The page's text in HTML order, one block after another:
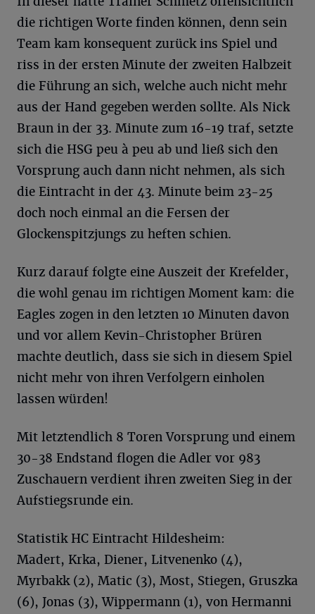
die richtigen Worte finden können, denn sein
Team kam konsequent zurück ins Spiel und
riss in der ersten Minute der zweiten Halbzeit
die Führung an sich, welche auch nicht mehr
aus der Hand gegeben werden sollte. Als Nick
Braun in der 33. Minute zum 16-19 traf, setzte
sich die HSG peu à peu ab und ließ sich den
Vorsprung auch dann nicht nehmen, als sich
die Eintracht in der 43. Minute beim 23-25
doch noch einmal an die Fersen der
Glockenspitzjungs zu heften schien.
Kurz darauf folgte eine Auszeit der Krefelder,
die wohl genau im richtigen Moment kam: die
Eagles zogen in den letzten 10 Minuten davon
und vor allem Kevin-Christopher Brüren
machte deutlich, dass sie sich in diesem Spiel
nicht mehr von ihren Verfolgern einholen
lassen würden!
Mit letztendlich 8 Toren Vorsprung und einem
30-38 Endstand flogen die Adler vor 983
Zuschauern verdient ihren zweiten Sieg in der
Aufstiegsrunde ein.
Statistik HC Eintracht Hildesheim:
Madert, Krka, Diener, Litvenenko (4),
Myrbakk (2), Matic (3), Most, Stiegen, Gruszka
(6), Jonas (3), Wippermann (1), von Hermanni